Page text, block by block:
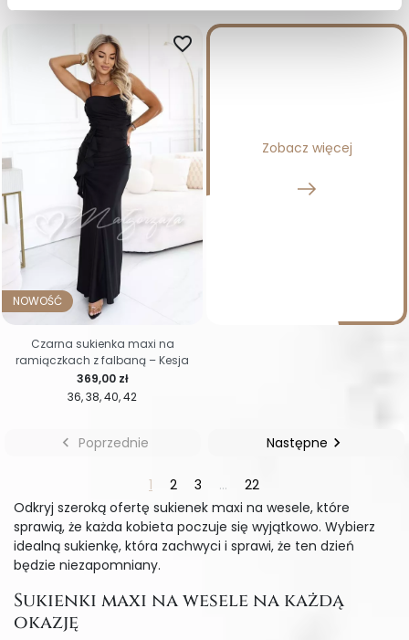
NOWOŚĆ
36 38 40 42
favorite_border
Cena
369,00 zł
Czarna sukienka maxi na
ramiączkach z falbaną – Kesja
Zobacz więcej
 Poprzednie
1 2 3 … 22
Następne 
Odkryj szeroką ofertę sukienek maxi na wesele, które
sprawią, że każda kobieta poczuje się wyjątkowo. Wybierz
idealną sukienkę, która zachwyci i sprawi, że ten dzień
będzie niezapomniany.
Sukienki maxi na wesele na każdą
okazję